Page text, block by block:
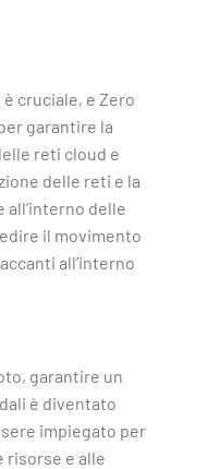
cruciale, e Zero
garantire la
reti cloud e
delle reti e la
delle
il movimento
all’interno
garantire un
è diventato
impiegato per
risorse e alle